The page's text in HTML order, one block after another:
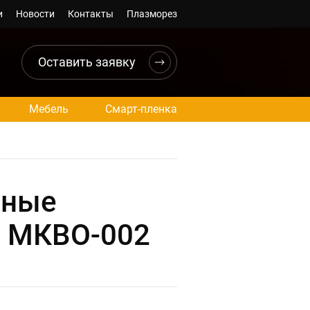
Новости Контакты Плазморез
Оставить заявку
Мебель Смарт-пленка
МКВО-002